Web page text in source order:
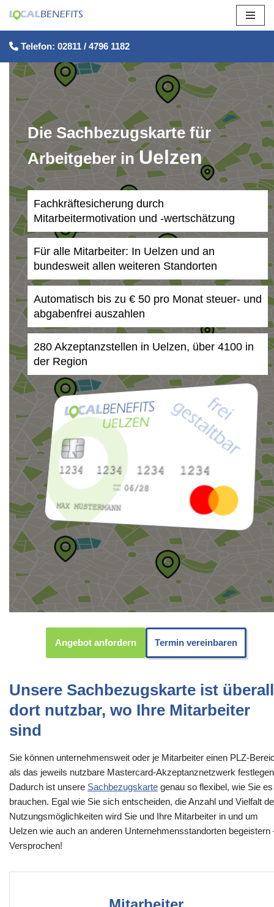
Zum
Inhalt
springen
Telefon: 02811 / 4796 1182
Die Sachbezugskarte für
Arbeitgeber inUelzen
Fachkräftesicherung durch
Mitarbeitermotivation und -wertschätzung
Für alle Mitarbeiter: In Uelzen und an
bundesweit allen weiteren Standorten
Automatisch bis zu € 50 pro Monat steuer- und
abgabenfrei auszahlen
280 Akzeptanzstellen in Uelzen, über 4100 in
der Region
Angebot anfordern Termin vereinbaren
Unsere Sachbezugskarte ist überall
dort nutzbar, wo Ihre Mitarbeiter
sind
Sie können unternehmensweit oder je Mitarbeiter einen PLZ-
als das jeweils nutzbare Mastercard-Akzeptanznetzwerk
Dadurch ist unsere Sachbezugskarte genau so flexibel, wie Sie es
brauchen. Egal wie Sie sich entscheiden, die Anzahl und Vielfalt
Nutzungsmöglichkeiten wird Sie und Ihre Mitarbeiter in und um
Uelzen wie auch an anderen Unternehmensstandorten begeistern
Versprochen!